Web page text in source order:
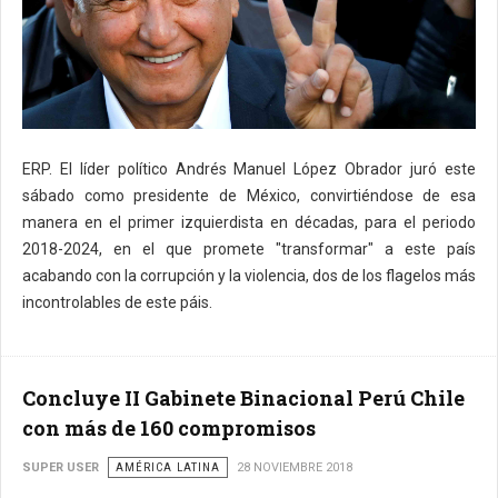
ERP. El líder político Andrés Manuel López Obrador juró este
sábado como presidente de México, convirtiéndose de esa
manera en el primer izquierdista en décadas, para el periodo
2018-2024, en el que promete "transformar" a este país
acabando con la corrupción y la violencia, dos de los flagelos más
incontrolables de este páis.
Concluye II Gabinete Binacional Perú Chile
con más de 160 compromisos
SUPER USER AMÉRICA LATINA 28 NOVIEMBRE 2018